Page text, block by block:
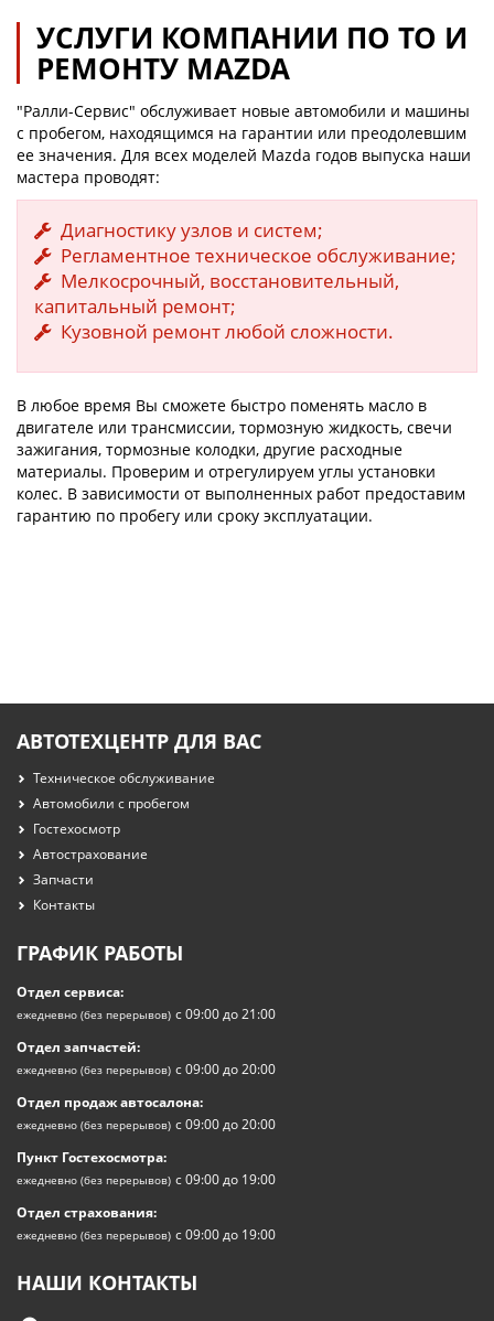
УСЛУГИ КОМПАНИИ ПО ТО И
РЕМОНТУ MAZDA
"Ралли-Сервис" обслуживает новые автомобили и машины
с пробегом, находящимся на гарантии или преодолевшим
ее значения. Для всех моделей Mazda годов выпуска наши
мастера проводят:
Диагностику узлов и систем;
Регламентное техническое обслуживание;
Мелкосрочный, восстановительный,
капитальный ремонт;
Кузовной ремонт любой сложности.
В любое время Вы сможете быстро поменять масло в
двигателе или трансмиссии, тормозную жидкость, свечи
зажигания, тормозные колодки, другие расходные
материалы. Проверим и отрегулируем углы установки
колес. В зависимости от выполненных работ предоставим
гарантию по пробегу или сроку эксплуатации.
АВТОТЕХЦЕНТР ДЛЯ ВАС
Техническое обслуживание
Автомобили с пробегом
Гостехосмотр
Автострахование
Запчасти
Контакты
ГРАФИК РАБОТЫ
Отдел сервиса:
ежедневно (без перерывов) с 09:00 до 21:00
Отдел запчастей:
ежедневно (без перерывов) с 09:00 до 20:00
Отдел продаж автосалона:
ежедневно (без перерывов) с 09:00 до 20:00
Пункт Гостехосмотра:
ежедневно (без перерывов) с 09:00 до 19:00
Отдел страхования:
ежедневно (без перерывов) с 09:00 до 19:00
НАШИ КОНТАКТЫ